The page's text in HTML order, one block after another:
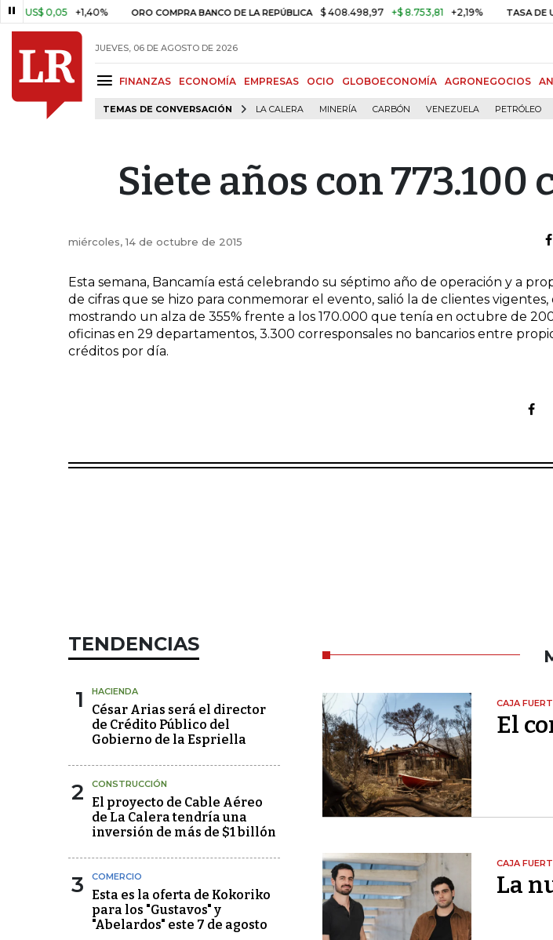
US$ 0,05 +1,40% ORO COMPRA BANCO DE LA REPÚBLICA $ 408.498,97 +$ 8.753,81 +2,19% TASA DE
JUEVES, 06 DE AGOSTO DE 2026
FINANZAS ECONOMÍA EMPRESAS OCIO GLOBOECONOMÍA AGRONEGOCIOS
TEMAS DE CONVERSACIÓN LA CALERA MINERÍA CARBÓN VENEZUELA PETRÓLEO
Siete años con 773.100
miércoles, 14 de octubre de 2015
Esta semana, Bancamía está celebrando su séptimo año de operación y a
de cifras que se hizo para conmemorar el evento, salió la de clientes vigentes,
mostrando un alza de 355% frente a los 170.000 que tenía en octubre de
oficinas en 29 departamentos, 3.300 corresponsales no bancarios entre
créditos por día.
TENDENCIAS
1 HACIENDA
César Arias será el director
de Crédito Público del
Gobierno de la Espriella
2 CONSTRUCCIÓN
El proyecto de Cable Aéreo
de La Calera tendría una
inversión de más de $1 billón
3 COMERCIO
Esta es la oferta de Kokoriko
para los "Gustavos" y
"Abelardos" este 7 de agosto
CAJA
El
CAJA
La